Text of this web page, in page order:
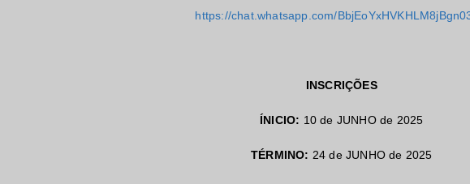
https://chat.whatsapp.com/
INSCRIÇÕES
ÍNICIO: 10 de JUNHO de 2025
TÉRMINO: 24 de JUNHO de 2025